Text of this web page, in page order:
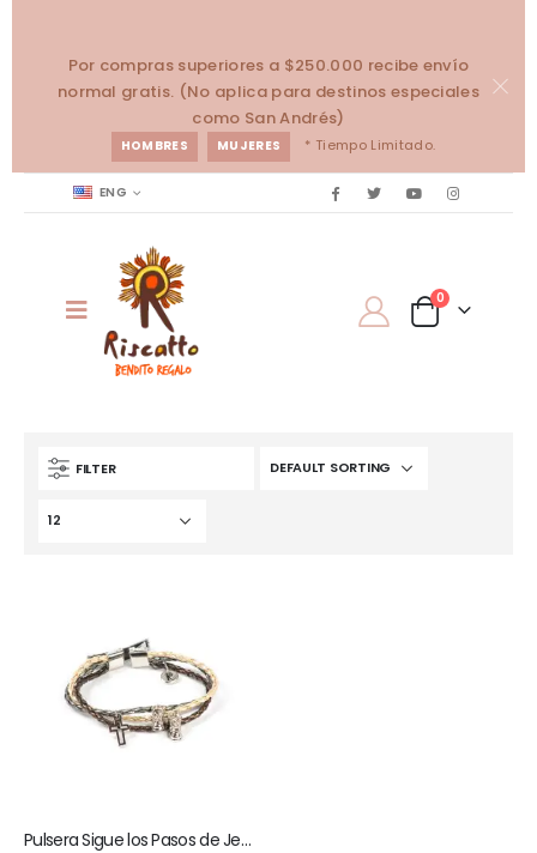
Por compras superiores a $250.000 recibe envío
normal gratis. (No aplica para destinos especiales
como San Andrés)
HOMBRES MUJERES * Tiempo Limitado.
ENG
0
FILTER
Pulsera Sigue los Pasos de Jesús